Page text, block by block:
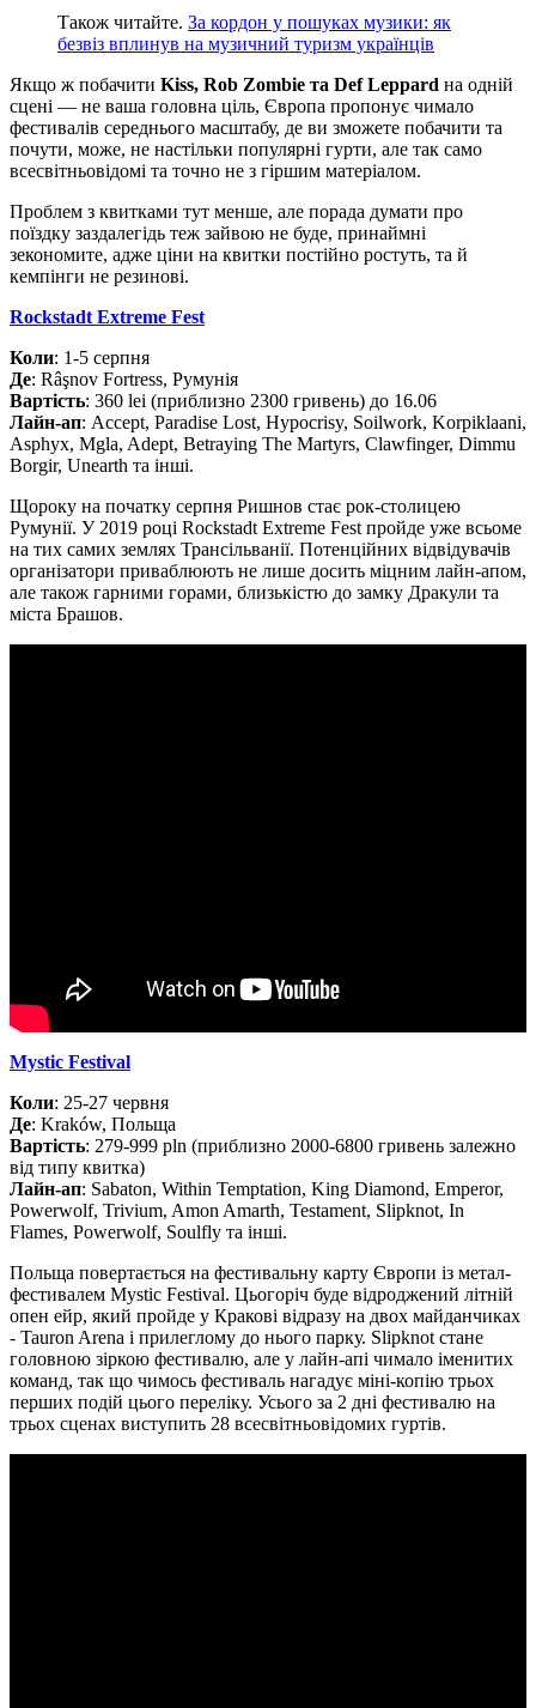
Також читайте. За кордон у пошуках музики: як
безвіз вплинув на музичний туризм українців
Якщо ж побачити Kiss, Rob Zombie та Def Leppard на одній
сцені — не ваша головна ціль, Європа пропонує чимало
фестивалів середнього масштабу, де ви зможете побачити та
почути, може, не настільки популярні гурти, але так само
всесвітньовідомі та точно не з гіршим матеріалом.
Проблем з квитками тут менше, але порада думати про
поїздку заздалегідь теж зайвою не буде, принаймні
зекономите, адже ціни на квитки постійно ростуть, та й
кемпінги не резинові.
Rockstadt Extreme Fest
Коли: 1-5 серпня
Де: Râşnov Fortress, Румунія
Вартість: 360 lei (приблизно 2300 гривень) до 16.06
Лайн-ап: Accept, Paradise Lost, Hypocrisy, Soilwork, Korpiklaani,
Asphyx, Mgla, Adept, Betraying The Martyrs, Clawfinger, Dimmu
Borgir, Unearth та інші.
Щороку на початку серпня Ришнов стає рок-столицею
Румунії. У 2019 році Rockstadt Extreme Fest пройде уже всьоме
на тих самих землях Трансільванії. Потенційних відвідувачів
організатори приваблюють не лише досить міцним лайн-апом,
але також гарними горами, близькістю до замку Дракули та
міста Брашов.
Mystic Festival
Коли: 25-27 червня
Де: Kraków, Польща
Вартість: 279-999 pln (приблизно 2000-6800 гривень залежно
від типу квитка)
Лайн-ап: Sabaton, Within Temptation, King Diamond, Emperor,
Powerwolf, Trivium, Amon Amarth, Testament, Slipknot, In
Flames, Powerwolf, Soulfly та інші.
Польща повертається на фестивальну карту Європи із метал-
фестивалем Mystic Festival. Цьогоріч буде відроджений літній
опен ейр, який пройде у Кракові відразу на двох майданчиках
- Tauron Arena і прилеглому до нього парку. Slipknot стане
головною зіркою фестивалю, але у лайн-апі чимало іменитих
команд, так що чимось фестиваль нагадує міні-копію трьох
перших подій цього переліку. Усього за 2 дні фестивалю на
трьох сценах виступить 28 всесвітньовідомих гуртів.